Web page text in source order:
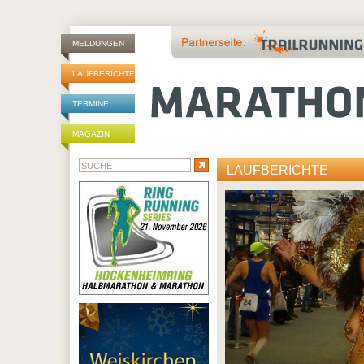
MELDUNGEN
LAUFBERICHTE
TERMINE
MAGAZIN
LAUFBERICHTE